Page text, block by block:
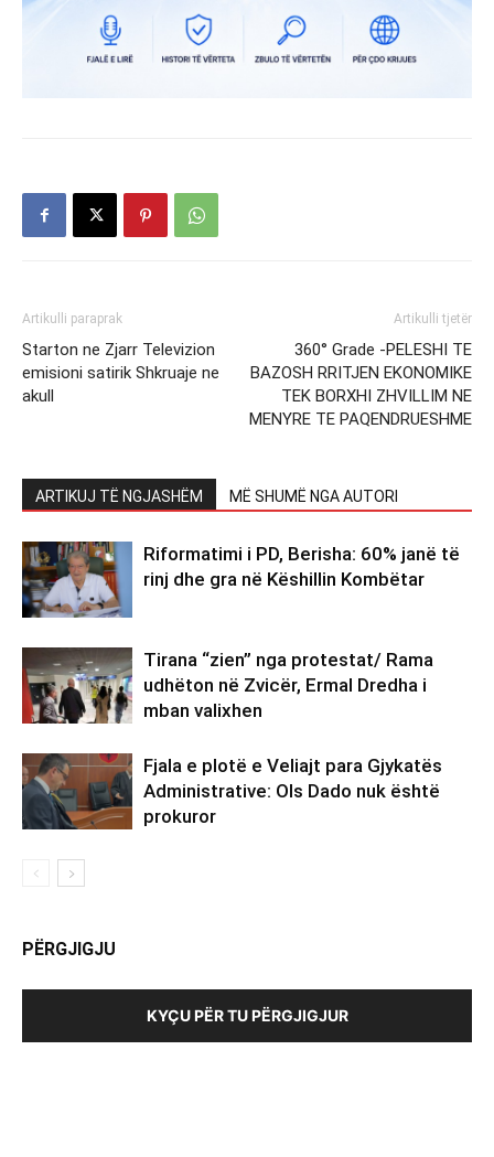
Artikulli paraprak
Starton ne Zjarr Televizion
emisioni satirik Shkruaje ne
akull
Artikulli tjetër
360° Grade -PELESHI TE
BAZOSH RRITJEN EKONOMIKE
TEK BORXHI ZHVILLIM NE
MENYRE TE PAQENDRUESHME
ARTIKUJ TË NGJASHËM MË SHUMË NGA AUTORI
Riformatimi i PD, Berisha: 60% janë të
rinj dhe gra në Këshillin Kombëtar
Tirana “zien” nga protestat/ Rama
udhëton në Zvicër, Ermal Dredha i
mban valixhen
Fjala e plotë e Veliajt para Gjykatës
Administrative: Ols Dado nuk është
prokuror
PËRGJIGJU
KYÇU PËR TU PËRGJIGJUR